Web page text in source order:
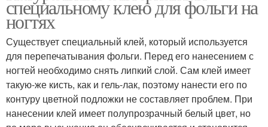
специальному клею для фольги на
ногтях
Существует специальный клей, который используется
для перепечатывания фольги. Перед его нанесением с
ногтей необходимо снять липкий слой. Сам клей имеет
такую-же кисть, как и гель-лак, поэтому нанести его по
контуру цветной подложки не составляет проблем. При
нанесении клей имеет полупрозрачный белый цвет, но